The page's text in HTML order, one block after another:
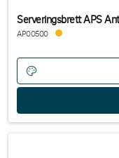
Serveringsbrett APS
AP00500